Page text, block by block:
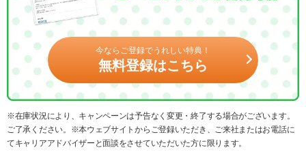
今ならご登録でうれしい特典！
無料登録はこちら
※在庫状況により、キャンペーンは予告なく変更・終了する場合がございます。
ご了承ください。※本ウェブサイトからご登録いただき、ご来社またはお電話に
てキャリアアドバイザーと面談をさせていただいた方に限ります。